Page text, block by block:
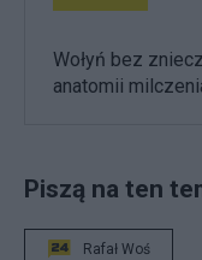
Wołyń bez
anatomii
Piszą na ten
Rafał Woś